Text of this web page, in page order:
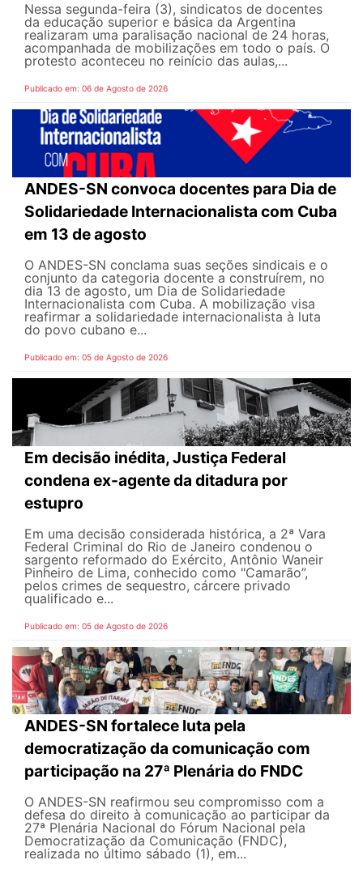
Nessa segunda-feira (3), sindicatos de docentes
da educação superior e básica da Argentina
realizaram uma paralisação nacional de 24 horas,
acompanhada de mobilizações em todo o país. O
protesto aconteceu no reinício das aulas,...
Publicado em: 06 de Agosto de 2026
ANDES-SN convoca docentes para Dia de
Solidariedade Internacionalista com Cuba
em 13 de agosto
O ANDES-SN conclama suas seções sindicais e o
conjunto da categoria docente a construírem, no
dia 13 de agosto, um Dia de Solidariedade
Internacionalista com Cuba. A mobilização visa
reafirmar a solidariedade internacionalista à luta
do povo cubano e...
Publicado em: 05 de Agosto de 2026
Em decisão inédita, Justiça Federal
condena ex-agente da ditadura por
estupro
Em uma decisão considerada histórica, a 2ª Vara
Federal Criminal do Rio de Janeiro condenou o
sargento reformado do Exército, Antônio Waneir
Pinheiro de Lima, conhecido como "Camarão”,
pelos crimes de sequestro, cárcere privado
qualificado e...
Publicado em: 05 de Agosto de 2026
ANDES-SN fortalece luta pela
democratização da comunicação com
participação na 27ª Plenária do FNDC
O ANDES-SN reafirmou seu compromisso com a
defesa do direito à comunicação ao participar da
27ª Plenária Nacional do Fórum Nacional pela
Democratização da Comunicação (FNDC),
realizada no último sábado (1), em...